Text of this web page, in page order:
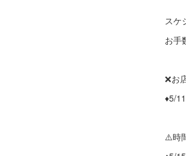
スケ
お手
❌お
♦︎5/
⚠️時